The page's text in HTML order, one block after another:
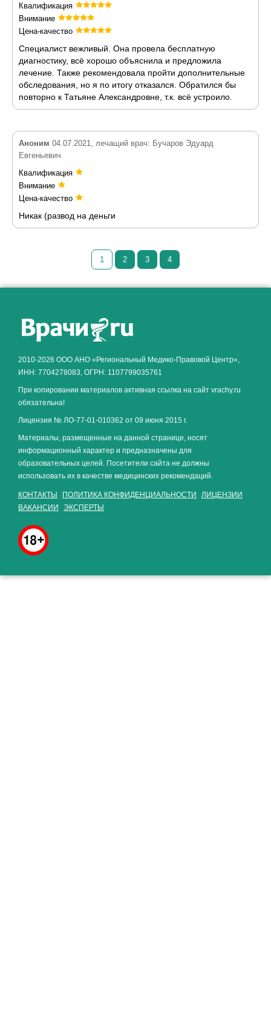
Квалификация
Внимание
Цена-качество
Специалист вежливый. Она провела бесплатную
диагностику, всё хорошо объяснила и предложила
лечение. Также рекомендовала пройти дополнительные
обследования, но я по итогу отказался. Обратился бы
повторно к Татьяне Александровне, т.к. всё устроило.
Аноним 04.07.2021, лечащий врач: Бучаров Эдуард
Евгеньевич
Квалификация
Внимание
Цена-качество
Никак (развод на деньги
1 2 3 4
2010-2026 ООО АНО «Региональный Медико-Правовой Центр»,
ИНН: 7704278083, ОГРН: 1107799035761
При копировании материалов активная ссылка на сайт vrachy.ru
обязательна!
Лицензия № ЛО-77-01-010362 от 09 июня 2015 г.
Материалы, размещенные на данной странице, носят
информационный характер и предназначены для
образовательных целей. Посетители сайта не должны
использовать их в качестве медицинских рекомендаций.
КОНТАКТЫ ПОЛИТИКА КОНФИДЕНЦИАЛЬНОСТИ
ЛИЦЕНЗИИ
ВАКАНСИИ
ЭКСПЕРТЫ